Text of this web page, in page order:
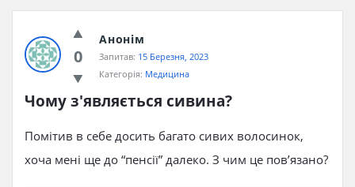
0
Анонім
Запитав: 15 Березня, 2023
Категорія: Медицина
Чому з'являється сивина?
Помітив в себе досить багато сивих волосинок,
хоча мені ще до “пенсії” далеко. З чим це пов’язано?